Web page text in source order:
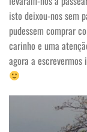
isto deixou-nos sem
pudessem comprar
carinho e uma
agora a